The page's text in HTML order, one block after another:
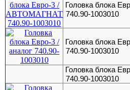
Головка блока
740.90-1003010
Головка блока
740.90-1003010
Головка блока
740.90-1003010